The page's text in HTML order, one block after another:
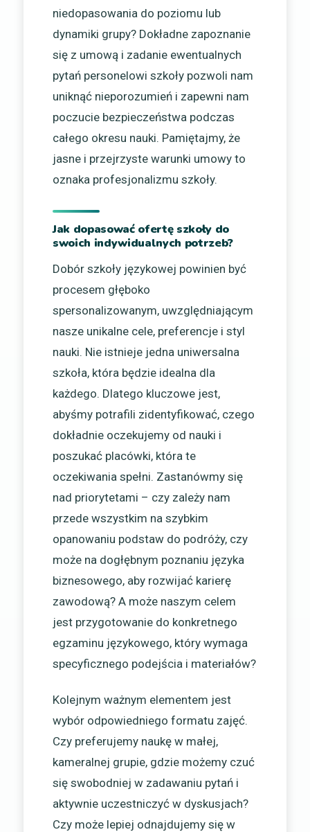
niedopasowania do poziomu lub
dynamiki grupy? Dokładne zapoznanie
się z umową i zadanie ewentualnych
pytań personelowi szkoły pozwoli nam
uniknąć nieporozumień i zapewni nam
poczucie bezpieczeństwa podczas
całego okresu nauki. Pamiętajmy, że
jasne i przejrzyste warunki umowy to
oznaka profesjonalizmu szkoły.
Jak dopasować ofertę szkoły do
swoich indywidualnych potrzeb?
Dobór szkoły językowej powinien być
procesem głęboko
spersonalizowanym, uwzględniającym
nasze unikalne cele, preferencje i styl
nauki. Nie istnieje jedna uniwersalna
szkoła, która będzie idealna dla
każdego. Dlatego kluczowe jest,
abyśmy potrafili zidentyfikować, czego
dokładnie oczekujemy od nauki i
poszukać placówki, która te
oczekiwania spełni. Zastanówmy się
nad priorytetami – czy zależy nam
przede wszystkim na szybkim
opanowaniu podstaw do podróży, czy
może na dogłębnym poznaniu języka
biznesowego, aby rozwijać karierę
zawodową? A może naszym celem
jest przygotowanie do konkretnego
egzaminu językowego, który wymaga
specyficznego podejścia i materiałów?
Kolejnym ważnym elementem jest
wybór odpowiedniego formatu zajęć.
Czy preferujemy naukę w małej,
kameralnej grupie, gdzie możemy czuć
się swobodniej w zadawaniu pytań i
aktywnie uczestniczyć w dyskusjach?
Czy może lepiej odnajdujemy się w